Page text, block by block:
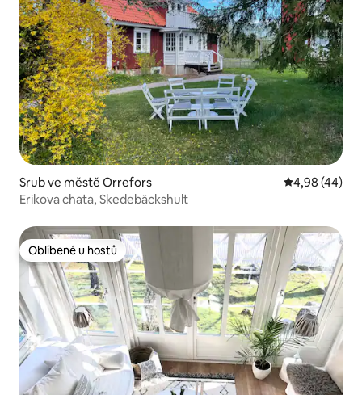
Srub ve městě Orrefors Průměrné
4,98 (44)
Erikova chata, Skedebäckshult
Oblíbené u hostů
Oblíbené u hostů